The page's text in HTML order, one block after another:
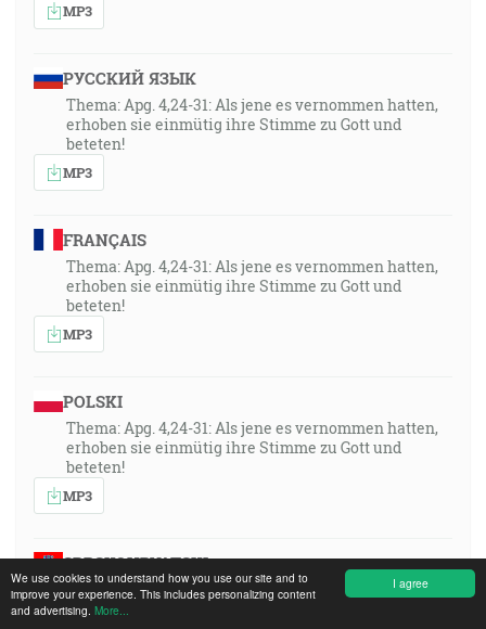
I agree
We use cookies to understand how you use our site and to
improve your experience. This includes personalizing content
and advertising. More...
MP3
РУССКИЙ ЯЗЫК
Thema: Apg. 4,24-31: Als jene es vernommen hatten,
erhoben sie einmütig ihre Stimme zu Gott und
beteten!
MP3
FRANÇAIS
Thema: Apg. 4,24-31: Als jene es vernommen hatten,
erhoben sie einmütig ihre Stimme zu Gott und
beteten!
MP3
POLSKI
Thema: Apg. 4,24-31: Als jene es vernommen hatten,
erhoben sie einmütig ihre Stimme zu Gott und
beteten!
MP3
SRPSKOHRVATSKI
desc
MP3